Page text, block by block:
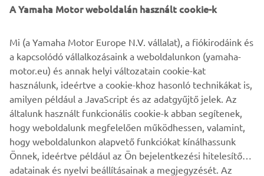
VÁLLALATI
B2B
TÖBB YAMAHA
TÁMOGATÁS
A Yamaha Motor weboldalán használt cookie-k
Mi (a Yamaha Motor Europe N.V. vállalat), a fiókirodáink és
a kapcsolódó vállalkozásaink a weboldalunkon (yamaha-
motor.eu) és annak helyi változatain cookie-kat
használunk, ideértve a cookie-khoz hasonló technikákat is,
amilyen például a JavaScript és az adatgyűjtő jelek. Az
általunk használt funkcionális cookie-k abban segítenek,
hogy weboldalunk megfelelően működhessen, valamint,
hogy weboldalunkon alapvető funkciókat kínálhassunk
Önnek, ideértve például az Ön bejelentkezési hitelesítő
adatainak és nyelvi beállításainak a megjegyzését. Az